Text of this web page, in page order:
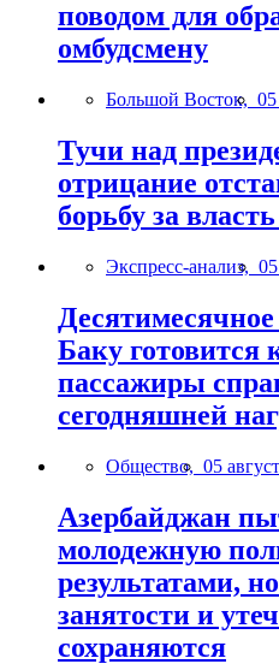
поводом для
омбудсмену
Большой Восток,
Тучи над
отрицание
борьбу за
Экспресс-анализ,
Баку готовится
пассажиры
сегодняшней
Общество, 05
Азербайджан
молодежную
результатами,
занятости и
сохраняются